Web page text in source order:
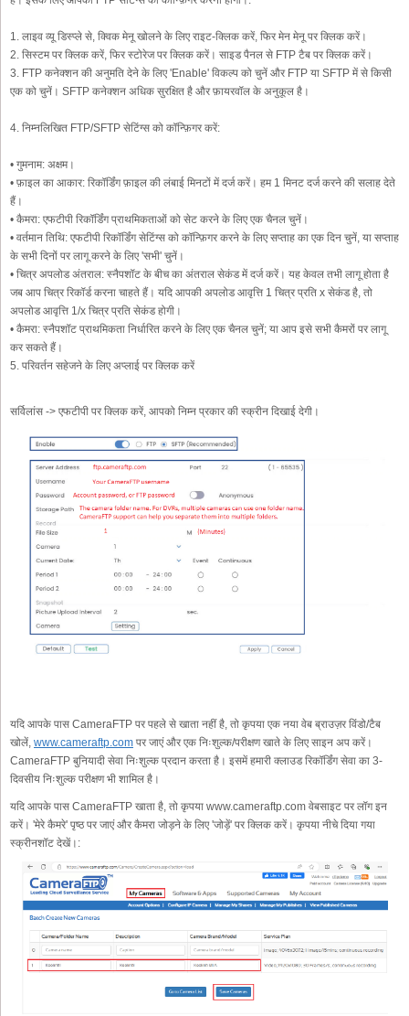
1. लाइव व्यू डिस्प्ले से, क्विक मेनू खोलने के लिए राइट-क्लिक करें, फिर मेन मेनू पर क्लिक करें।
2. सिस्टम पर क्लिक करें, फिर स्टोरेज पर क्लिक करें। साइड पैनल से FTP टैब पर क्लिक करें।
3. FTP कनेक्शन की अनुमति देने के लिए 'Enable' विकल्प को चुनें और FTP या SFTP में से किसी
एक को चुनें। SFTP कनेक्शन अधिक सुरक्षित है और फ़ायरवॉल के अनुकूल है।
4. निम्नलिखित FTP/SFTP सेटिंग्स को कॉन्फ़िगर करें:
• गुमनाम: अक्षम।
• फ़ाइल का आकार: रिकॉर्डिंग फ़ाइल की लंबाई मिनटों में दर्ज करें। हम 1 मिनट दर्ज करने की सलाह देते
हैं।
• कैमरा: एफटीपी रिकॉर्डिंग प्राथमिकताओं को सेट करने के लिए एक चैनल चुनें।
• वर्तमान तिथि: एफटीपी रिकॉर्डिंग सेटिंग्स को कॉन्फ़िगर करने के लिए सप्ताह का एक दिन चुनें, या सप्ताह
के सभी दिनों पर लागू करने के लिए 'सभी' चुनें।
• चित्र अपलोड अंतराल: स्नैपशॉट के बीच का अंतराल सेकंड में दर्ज करें। यह केवल तभी लागू होता है
जब आप चित्र रिकॉर्ड करना चाहते हैं। यदि आपकी अपलोड आवृत्ति 1 चित्र प्रति x सेकंड है, तो
अपलोड आवृत्ति 1/x चित्र प्रति सेकंड होगी।
• कैमरा: स्नैपशॉट प्राथमिकता निर्धारित करने के लिए एक चैनल चुनें; या आप इसे सभी कैमरों पर लागू
कर सकते हैं।
5. परिवर्तन सहेजने के लिए अप्लाई पर क्लिक करें
सर्विलांस -> एफटीपी पर क्लिक करें, आपको निम्न प्रकार की स्क्रीन दिखाई देगी।
यदि आपके पास CameraFTP पर पहले से खाता नहीं है, तो कृपया एक नया वेब ब्राउज़र विंडो/टैब
खोलें, www.cameraftp.com पर जाएं और एक निःशुल्क/परीक्षण खाते के लिए साइन अप करें।
CameraFTP बुनियादी सेवा निःशुल्क प्रदान करता है। इसमें हमारी क्लाउड रिकॉर्डिंग सेवा का 3-
दिवसीय निःशुल्क परीक्षण भी शामिल है।
यदि आपके पास CameraFTP खाता है, तो कृपया www.cameraftp.com वेबसाइट पर लॉग इन
करें। 'मेरे कैमरे' पृष्ठ पर जाएं और कैमरा जोड़ने के लिए 'जोड़ें' पर क्लिक करें। कृपया नीचे दिया गया
स्क्रीनशॉट देखें।: